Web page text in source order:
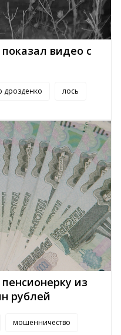
видео с
дрозденко лось
из
рублей
мошенничество